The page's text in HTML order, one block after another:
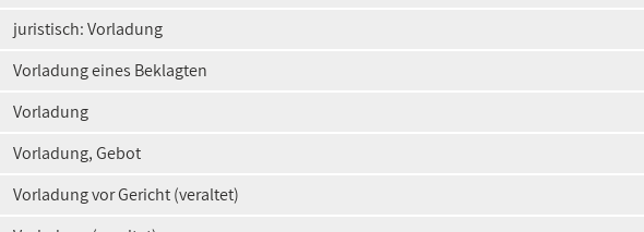
juristisch: Vorladung
Vorladung eines Beklagten
Vorladung
Vorladung, Gebot
Vorladung vor Gericht (veraltet)